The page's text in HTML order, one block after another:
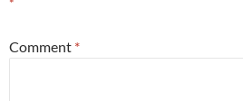
*
Comment *